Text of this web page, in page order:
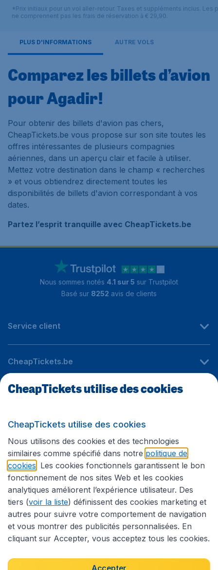
*Prix initiaux pour un vol aller-retour. Taxes et suppléments inclus. Les
ne comprennent pas les frais de réservation à € 29,90.
PLUS D'INFORMATIONS AUTRE VOLS
Comparez les billets d’avion
pour Agadir!
Pour obtenir des billets d'avion pas chers,
CheapTickets.be vous propose sur son site toutes les
offres intéressantes de plusieurs compagnies
aériennes, dans un aperçu clair et facile à utiliser.
Mettez votre destination dans le champ « recherches
» et vous obtiendrez directement toutes les
disponibilités de billets d'avion correspondant à vos
dates.
Partez l’esprit tranquille avec CheapTickets.be
Nous sommes notés 4.1 sur 5 sur Trustpilot
Basé sur 8252 avis de clients
Service client
CheapTickets.be
Sites internationaux
Suivez CheapTickets.be
Déclaration d’accessibilité
Conditions générales
Déclaration de confidentialité
CheapTickets utilise des cookies
CheapTickets utilise des cookies
Nous utilisons des cookies et des technologies
similaires comme spécifié dans notre politique de
cookies . Les cookies fonctionnels garantissent le bon
fonctionnement de nos sites Web et les cookies
analytiques améliorent l’expérience utilisateur. Des
tiers (voir la liste) définissent des cookies marketing et
autres pour suivre votre comportement de navigation
et vous montrer des publicités personnalisées. En
cliquant sur Accepter, vous acceptez tous les cookies.
Accepter